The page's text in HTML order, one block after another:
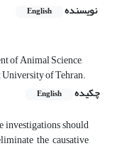
نویسنده English
of Animal Science,
of Tehran.
چکیده
English
investigations should
the causative